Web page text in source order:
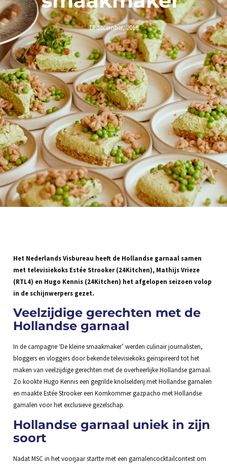
13 december, 2018
Het Nederlands Visbureau heeft de Hollandse garnaal samen
met televisiekoks Estée Strooker (24Kitchen), Mathijs Vrieze
(RTL4) en Hugo Kennis (24Kitchen) het afgelopen seizoen volop
in de schijnwerpers gezet.
Veelzijdige gerechten met de
Hollandse garnaal
In de campagne ‘De kleine smaakmaker’ werden culinair journalisten,
bloggers en vloggers door bekende televisiekoks geïnspireerd tot het
maken van veelzijdige gerechten met de overheerlijke Hollandse garnaal.
Zo kookte Hugo Kennis een gegrilde knolselderij met Hollandse garnalen
en maakte Estée Strooker een Komkommer gazpacho met Hollandse
garnalen voor het exclusieve gezelschap.
Hollandse garnaal uniek in zijn
soort
Nadat MSC in het voorjaar startte met een garnalencocktailcontest om